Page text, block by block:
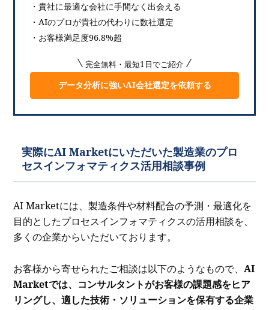
・貴社に最適な会社に手間なく出会える
・AIのプロが貴社の代わりに数社選定
・お客様満足度96.8%超
完全無料・最短1日でご紹介
データ分析に強いAI会社選定を依頼する
実際にAI Marketにいただいた製造業のプロ
セスインフォマティクス活用相談事例
AI Marketには、製造条件や材料配合の予測・最適化を
目的としたプロセスインフォマティクスの活用相談を、
多くの企業からいただいております。
お客様から寄せられたご相談は以下のようなもので、AI
Marketでは、コンサルタントがお客様の課題感をヒア
リングし、適した技術・ソリューションを保有する企業